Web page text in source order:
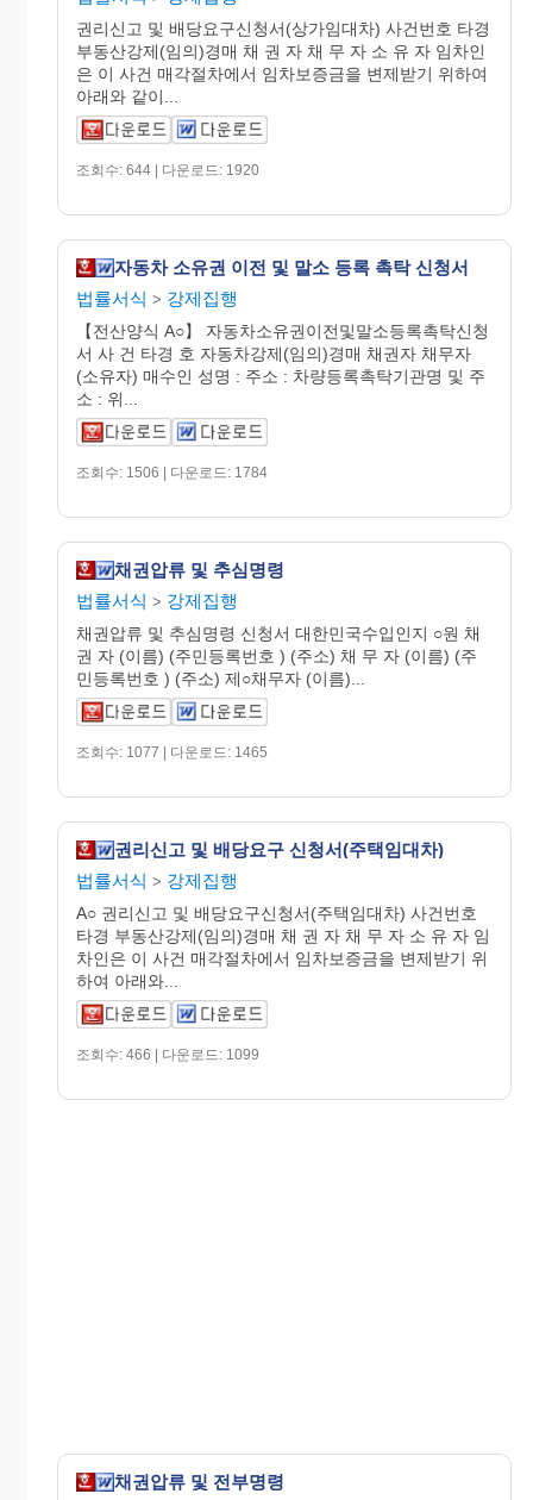
권리신고 및 배당요구신청서(상가임대차) 사건번호 타경
부동산강제(임의)경매 채 권 자 채 무 자 소 유 자 임차인
은 이 사건 매각절차에서 임차보증금을 변제받기 위하여
아래와 같이...
조회수: 644 | 다운로드: 1920
자동차 소유권 이전 및 말소 등록 촉탁 신청서
법률서식 > 강제집행
【전산양식 A○】 자동차소유권이전및말소등록촉탁신청
서 사 건 타경 호 자동차강제(임의)경매 채권자 채무자
(소유자) 매수인 성명 : 주소 : 차량등록촉탁기관명 및 주
소 : 위...
조회수: 1506 | 다운로드: 1784
채권압류 및 추심명령
법률서식 > 강제집행
채권압류 및 추심명령 신청서 대한민국수입인지 ○원 채
권 자 (이름) (주민등록번호 ) (주소) 채 무 자 (이름) (주
민등록번호 ) (주소) 제○채무자 (이름)...
조회수: 1077 | 다운로드: 1465
권리신고 및 배당요구 신청서(주택임대차)
법률서식 > 강제집행
A○ 권리신고 및 배당요구신청서(주택임대차) 사건번호
타경 부동산강제(임의)경매 채 권 자 채 무 자 소 유 자 임
차인은 이 사건 매각절차에서 임차보증금을 변제받기 위
하여 아래와...
조회수: 466 | 다운로드: 1099
채권압류 및 전부명령